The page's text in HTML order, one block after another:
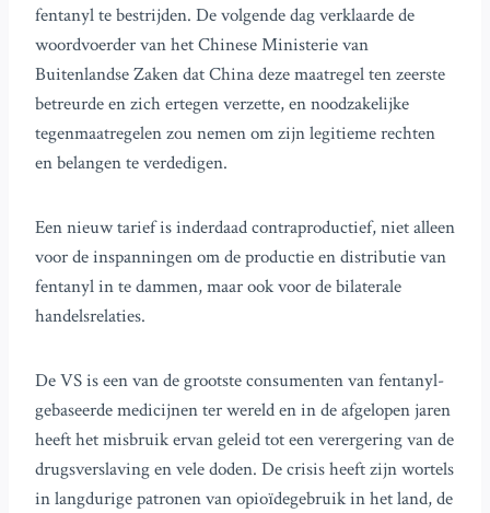
fentanyl te bestrijden. De volgende dag verklaarde de
woordvoerder van het Chinese Ministerie van
Buitenlandse Zaken dat China deze maatregel ten zeerste
betreurde en zich ertegen verzette, en noodzakelijke
tegenmaatregelen zou nemen om zijn legitieme rechten
en belangen te verdedigen.
Een nieuw tarief is inderdaad contraproductief, niet alleen
voor de inspanningen om de productie en distributie van
fentanyl in te dammen, maar ook voor de bilaterale
handelsrelaties.
De VS is een van de grootste consumenten van fentanyl-
gebaseerde medicijnen ter wereld en in de afgelopen jaren
heeft het misbruik ervan geleid tot een verergering van de
drugsverslaving en vele doden. De crisis heeft zijn wortels
in langdurige patronen van opioïdegebruik in het land, de